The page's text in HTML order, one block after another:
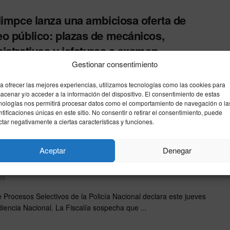
Gestionar consentimiento
ofrecer las mejores experiencias, utilizamos tecnologías como las cookies para
y/o acceder a la información del dispositivo. El consentimiento de estas
nos permitirá procesar datos como el comportamiento de navegación o
únicas en este sitio. No consentir o retirar el consentimiento, puede
negativamente a ciertas características y funciones.
Aceptar Denegar
lanza una ambiciosa oferta de
público: plazas de mecánicos,
y jefaturas a examen
municipal de limpieza de Ceuta publica las bases para
su plantilla técnica mediante el sistema de oposición ...
de ‘Kitchen’ investiga el examen de
del exchófer de Bárcenas como
«pago» por su espionaje
Procesos Selectivos de la Policía Nacional declara este jueves
Nacional. La Fiscalía sospecha que ...